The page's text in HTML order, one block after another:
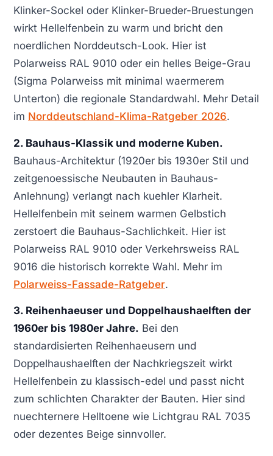
Klinker-Sockel oder Klinker-Brueder-Bruestungen
wirkt Hellelfenbein zu warm und bricht den
noerdlichen Norddeutsch-Look. Hier ist
Polarweiss RAL 9010 oder ein helles Beige-Grau
(Sigma Polarweiss mit minimal waermerem
Unterton) die regionale Standardwahl. Mehr Detail
im Norddeutschland-Klima-Ratgeber 2026.
2. Bauhaus-Klassik und moderne Kuben.
Bauhaus-Architektur (1920er bis 1930er Stil und
zeitgenoessische Neubauten in Bauhaus-
Anlehnung) verlangt nach kuehler Klarheit.
Hellelfenbein mit seinem warmen Gelbstich
zerstoert die Bauhaus-Sachlichkeit. Hier ist
Polarweiss RAL 9010 oder Verkehrsweiss RAL
9016 die historisch korrekte Wahl. Mehr im
Polarweiss-Fassade-Ratgeber.
3. Reihenhaeuser und Doppelhaushaelften der
1960er bis 1980er Jahre. Bei den
standardisierten Reihenhaeusern und
Doppelhaushaelften der Nachkriegszeit wirkt
Hellelfenbein zu klassisch-edel und passt nicht
zum schlichten Charakter der Bauten. Hier sind
nuechternere Helltoene wie Lichtgrau RAL 7035
oder dezentes Beige sinnvoller.